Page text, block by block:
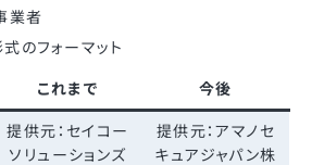
業者
のフォーマット
これまで 今後
提供元：セイコー
ソリューションズ
提供元：アマノセ
キュアジャパン株